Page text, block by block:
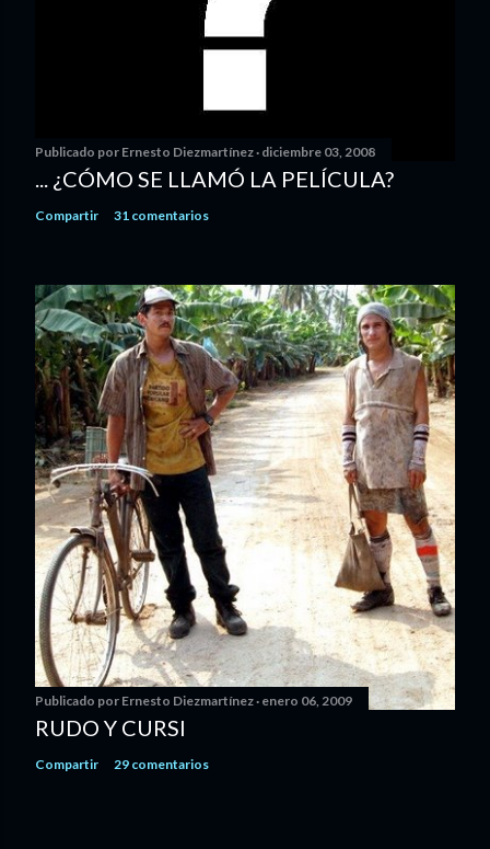
Publicado por Ernesto Diezmartínez diciembre 03, 2008
... ¿CÓMO SE LLAMÓ LA PELÍCULA?
Compartir 31 comentarios
Publicado por Ernesto Diezmartínez enero 06, 2009
RUDO Y CURSI
Compartir 29 comentarios